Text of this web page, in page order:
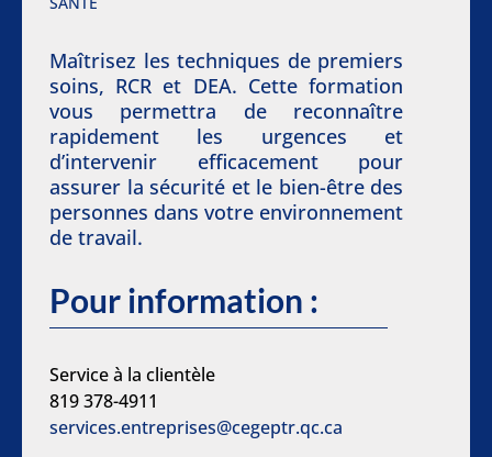
Maîtrisez les techniques de premiers
soins, RCR et DEA. Cette formation
vous permettra de reconnaître
rapidement les urgences et
d’intervenir efficacement pour
assurer la sécurité et le bien-être des
personnes dans votre environnement
de travail.
Pour information :
Service à la clientèle
819 378-4911
services.entreprises@cegeptr.qc.ca